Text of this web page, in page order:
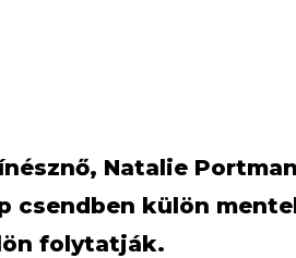
Natalie
csendben külön
folytatják.